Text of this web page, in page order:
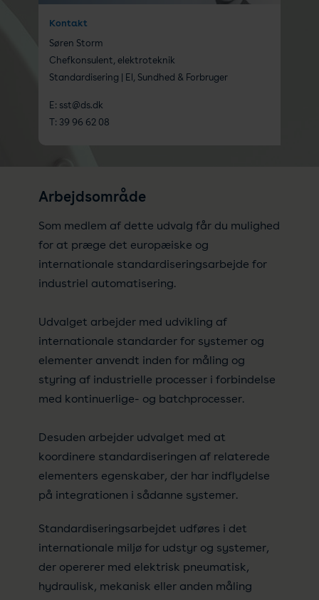
Kontakt
Søren Storm
Chefkonsulent, elektroteknik
Standardisering | El, Sundhed & Forbruger
E: sst@ds.dk
T: 39 96 62 08
Arbejdsområde
Som medlem af dette udvalg får du mulighed
for at præge det europæiske og
internationale standardiseringsarbejde for
industriel automatisering.
Udvalget arbejder med udvikling af
internationale standarder for systemer og
elementer anvendt inden for måling og
styring af industrielle processer i forbindelse
med kontinuerlige- og batchprocesser.
Desuden arbejder udvalget med at
koordinere standardiseringen af relaterede
elementers egenskaber, der har indflydelse
på integrationen i sådanne systemer.
Standardiseringsarbejdet udføres i det
internationale miljø for udstyr og systemer,
der opererer med elektrisk pneumatisk,
hydraulisk, mekanisk eller anden måling